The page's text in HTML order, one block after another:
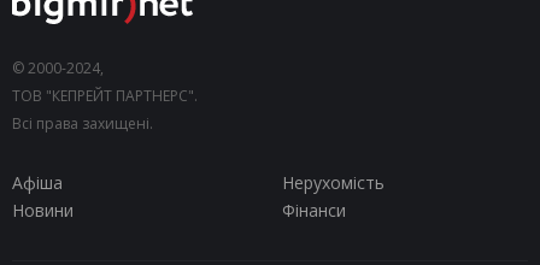
© 2000-2024,
ТОВ "КЕПРЕЙТ ПАРТНЕРС".
Всі права захищені.
Афіша
Нерухомість
Новини
Фінанси